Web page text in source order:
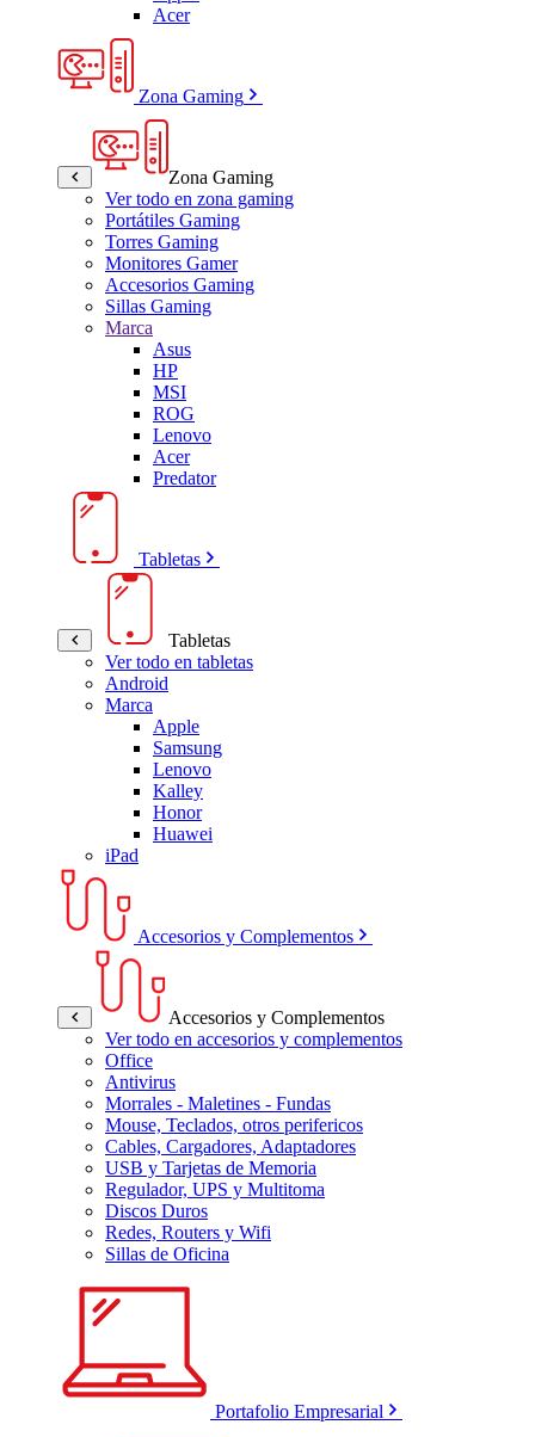
Acer
Zona Gaming
Zona Gaming
Ver todo en zona gaming
Portátiles Gaming
Torres Gaming
Monitores Gamer
Accesorios Gaming
Sillas Gaming
Marca
Asus
HP
MSI
ROG
Lenovo
Acer
Predator
Tabletas
Tabletas
Ver todo en tabletas
Android
Marca
Apple
Samsung
Lenovo
Kalley
Honor
Huawei
iPad
Accesorios y Complementos
Accesorios y Complementos
Ver todo en accesorios y complementos
Office
Antivirus
Morrales - Maletines - Fundas
Mouse, Teclados, otros perifericos
Cables, Cargadores, Adaptadores
USB y Tarjetas de Memoria
Regulador, UPS y Multitoma
Discos Duros
Redes, Routers y Wifi
Sillas de Oficina
Portafolio Empresarial